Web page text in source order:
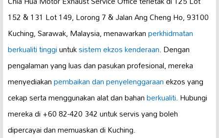
152 & 131 Lot 149, Lorong 7 & Jalan Ang Cheng Ho, 93100
Kuching, Sarawak, Malaysia, menawarkanperkhidmatan
berkualiti tinggiuntuksistem ekzos kenderaan. Dengan
pengalaman yang luas dan pasukan profesional, mereka
menyediakanpembaikan dan penyelenggaraanekzos yang
cekap serta menggunakan alat dan bahanberkualiti. Hubungi
mereka di +60 82-420 342 untuk servis yang boleh
dipercayai dan memuaskan di Kuching.